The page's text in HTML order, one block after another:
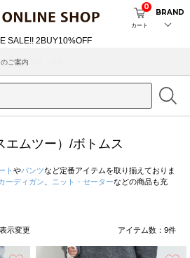
カート
0
BRAND
ご案内
エムツー）/ボトムス
ト やパンツなど定番アイテムを取り揃えておりま
ーディガン ニット・セーターなどの商品も充
表示変更 アイテム数： 9件
お気に入り